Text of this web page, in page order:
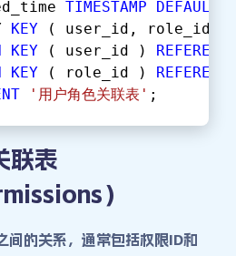
TIMESTAMP DEFAULT
KEY ( user_id, role_id
KEY ( user_id )
KEY ( role_id )
'用户角色关联表' ;
联表
）
间的关系，通常包括权限ID和